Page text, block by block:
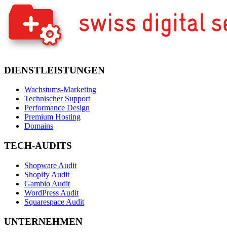
DIENSTLEISTUNGEN
Wachstums-Marketing
Technischer Support
Performance Design
Premium Hosting
Domains
TECH-AUDITS
Shopware Audit
Shopify Audit
Gambio Audit
WordPress Audit
Squarespace Audit
UNTERNEHMEN